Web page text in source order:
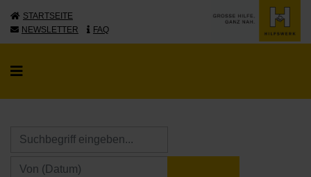
STARTSEITE
NEWSLETTER
FAQ